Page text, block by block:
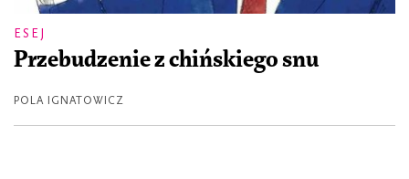
ESEJ
Przebudzenie z chińskiego snu
POLA IGNATOWICZ